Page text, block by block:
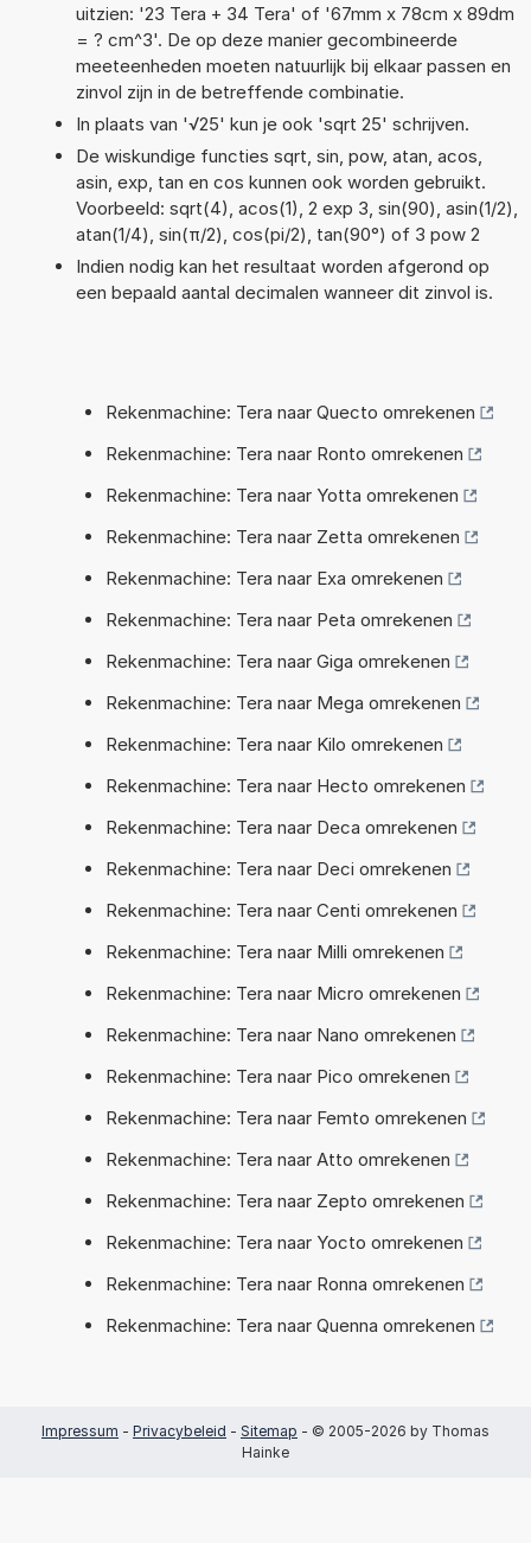
uitzien: '23 Tera + 34 Tera' of '67mm x 78cm x 89dm
= ? cm^3'. De op deze manier gecombineerde
meeteenheden moeten natuurlijk bij elkaar passen en
zinvol zijn in de betreffende combinatie.
In plaats van '√25' kun je ook 'sqrt 25' schrijven.
De wiskundige functies sqrt, sin, pow, atan, acos,
asin, exp, tan en cos kunnen ook worden gebruikt.
Voorbeeld: sqrt(4), acos(1), 2 exp 3, sin(90), asin(1/2),
atan(1/4), sin(π/2), cos(pi/2), tan(90°) of 3 pow 2
Indien nodig kan het resultaat worden afgerond op
een bepaald aantal decimalen wanneer dit zinvol is.
Rekenmachine: Tera naar Quecto omrekenen
Rekenmachine: Tera naar Ronto omrekenen
Rekenmachine: Tera naar Yotta omrekenen
Rekenmachine: Tera naar Zetta omrekenen
Rekenmachine: Tera naar Exa omrekenen
Rekenmachine: Tera naar Peta omrekenen
Rekenmachine: Tera naar Giga omrekenen
Rekenmachine: Tera naar Mega omrekenen
Rekenmachine: Tera naar Kilo omrekenen
Rekenmachine: Tera naar Hecto omrekenen
Rekenmachine: Tera naar Deca omrekenen
Rekenmachine: Tera naar Deci omrekenen
Rekenmachine: Tera naar Centi omrekenen
Rekenmachine: Tera naar Milli omrekenen
Rekenmachine: Tera naar Micro omrekenen
Rekenmachine: Tera naar Nano omrekenen
Rekenmachine: Tera naar Pico omrekenen
Rekenmachine: Tera naar Femto omrekenen
Rekenmachine: Tera naar Atto omrekenen
Rekenmachine: Tera naar Zepto omrekenen
Rekenmachine: Tera naar Yocto omrekenen
Rekenmachine: Tera naar Ronna omrekenen
Rekenmachine: Tera naar Quenna omrekenen
Impressum - Privacybeleid - Sitemap - © 2005-2026 by Thomas
Hainke